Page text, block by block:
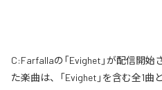
C:Farfallaの「Evighet」が配信開
た楽曲は、「Evighet」を含む全1曲